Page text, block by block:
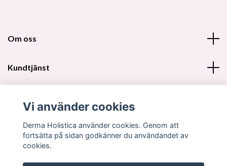
Om oss
Kundtjänst
Sociala medier
Vi använder cookies
Derma Holistica använder cookies. Genom att
fortsätta på sidan godkänner du användandet av
cookies.